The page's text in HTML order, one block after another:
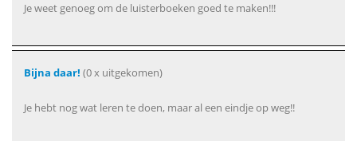
Je weet genoeg om de luisterboeken goed te maken!!!
Bijna daar! (0 x uitgekomen)
Je hebt nog wat leren te doen, maar al een eindje op weg!!